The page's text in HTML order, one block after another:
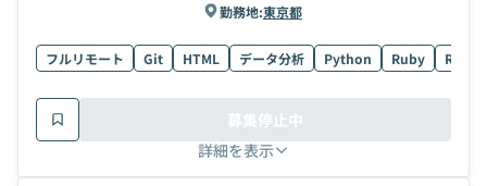
勤務地:東京都
フルリモート Git HTML データ分析 Python Ruby Ruby
詳細を表示
募集停止中